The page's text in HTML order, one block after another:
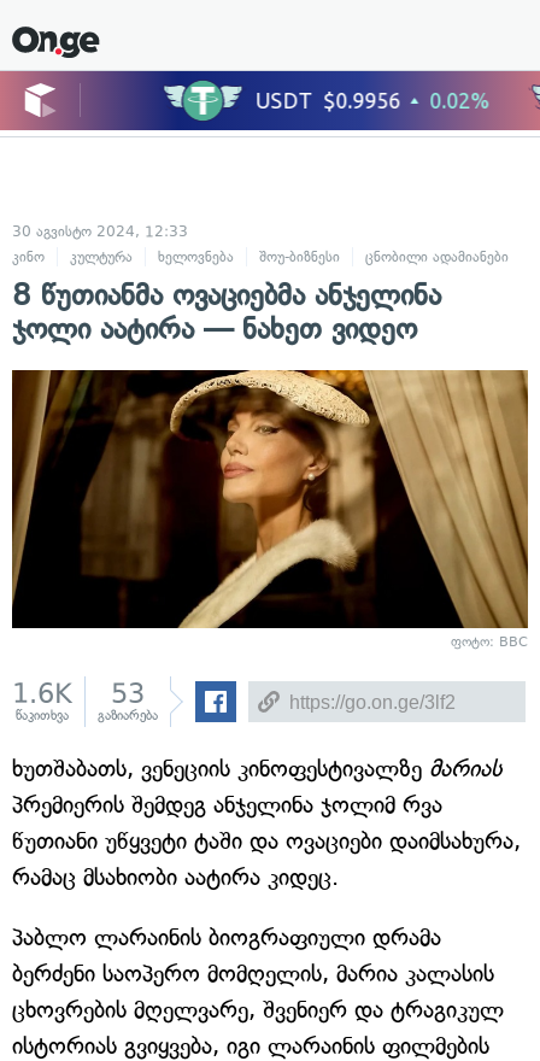
30 აგვისტო 2024, 12:33
კინო
კულტურა ხელოვნება შოუ-ბიზნესი ცნობილი ადამიანები
8 წუთიანმა ოვაციებმა ანჯელინა
ჯოლი აატირა — ნახეთ ვიდეო
ფოტო: BBC
1.6K
წაკითხვა
53
გაზიარება
ხუთშაბათს, ვენეციის კინოფესტივალზე მარიას
პრემიერის შემდეგ ანჯელინა ჯოლიმ რვა
წუთიანი უწყვეტი ტაში და ოვაციები დაიმსახურა,
რამაც მსახიობი აატირა კიდეც.
პაბლო ლარაინის ბიოგრაფიული დრამა
ბერძენი საოპერო მომღელის, მარია კალასის
ცხოვრების მღელვარე, შვენიერ და ტრაგიკულ
ისტორიას გვიყვება, იგი ლარაინის ფილმების